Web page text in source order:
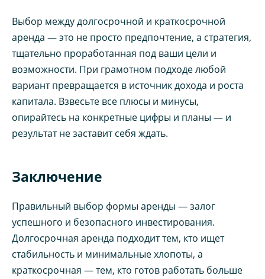
Выбор между долгосрочной и краткосрочной
аренда — это не просто предпочтение, а стратегия,
тщательно проработанная под ваши цели и
возможности. При грамотном подходе любой
вариант превращается в источник дохода и роста
капитала. Взвесьте все плюсы и минусы,
опирайтесь на конкретные цифры и планы — и
результат не заставит себя ждать.
Заключение
Правильный выбор формы аренды — залог
успешного и безопасного инвестирования.
Долгосрочная аренда подходит тем, кто ищет
стабильность и минимальные хлопоты, а
краткосрочная — тем, кто готов работать больше